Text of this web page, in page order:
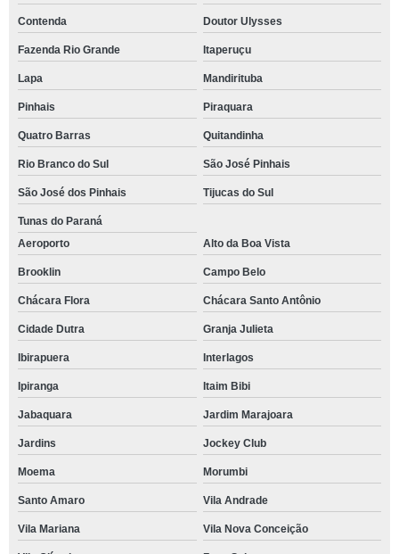
Contenda Doutor Ulysses
Fazenda Rio Grande Itaperuçu
Lapa Mandirituba
Pinhais Piraquara
Quatro Barras Quitandinha
Rio Branco do Sul São José Pinhais
São José dos Pinhais Tijucas do Sul
Tunas do Paraná
Aeroporto
Alto da Boa Vista
Brooklin Campo Belo
Chácara Flora Chácara Santo Antônio
Cidade Dutra Granja Julieta
Ibirapuera Interlagos
Ipiranga Itaim Bibi
Jabaquara Jardim Marajoara
Jardins Jockey Club
Moema Morumbi
Santo Amaro Vila Andrade
Vila Mariana Vila Nova Conceição